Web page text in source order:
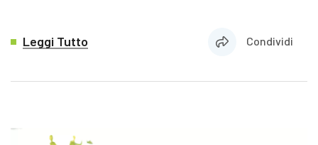
Leggi Tutto Condividi